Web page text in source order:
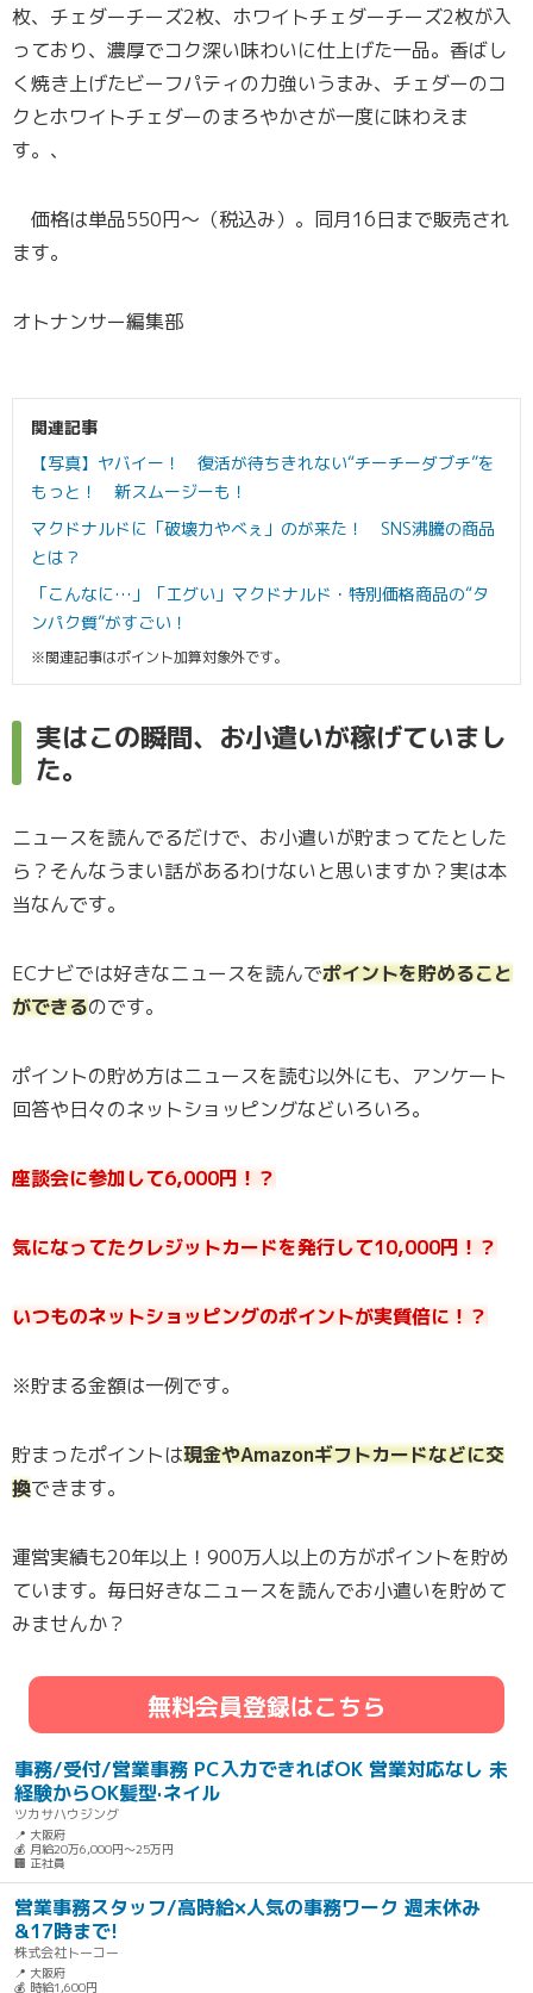
枚、チェダーチーズ2枚、ホワイトチェダーチーズ2枚が入
っており、濃厚でコク深い味わいに仕上げた一品。香ばし
く焼き上げたビーフパティの力強いうまみ、チェダーのコ
クとホワイトチェダーのまろやかさが一度に味わえま
す。、
価格は単品550円～（税込み）。同月16日まで販売され
ます。
オトナンサー編集部
関連記事
【写真】ヤバイー！ 復活が待ちきれない“チーチーダブチ”を
もっと！ 新スムージーも！
マクドナルドに「破壊力やべぇ」のが来た！ SNS沸騰の商品
とは？
「こんなに…」「エグい」マクドナルド・特別価格商品の“タ
ンパク質”がすごい！
※関連記事はポイント加算対象外です。
実はこの瞬間、お小遣いが稼げていまし
た。
ニュースを読んでるだけで、お小遣いが貯まってたとした
ら？そんなうまい話があるわけないと思いますか？実は本
当なんです。
ECナビでは好きなニュースを読んでポイントを貯めること
ができるのです。
ポイントの貯め方はニュースを読む以外にも、アンケート
回答や日々のネットショッピングなどいろいろ。
座談会に参加して6,000円！？
気になってたクレジットカードを発行して10,000円！？
いつものネットショッピングのポイントが実質倍に！？
※貯まる金額は一例です。
貯まったポイントは現金やAmazonギフトカードなどに交
換できます。
運営実績も20年以上！900万人以上の方がポイントを貯め
ています。毎日好きなニュースを読んでお小遣いを貯めて
みませんか？
無料会員登録はこちら
事務/受付/営業事務 PC入力できればOK 営業対応なし 未
経験からOK髪型·ネイル
ツカサハウジング
📍 大阪府
💰 月給20万6,000円～25万円
🏢 正社員
営業事務スタッフ/高時給×人気の事務ワーク 週末休み
&17時まで!
株式会社トーコー
📍 大阪府
💰 時給1,600円